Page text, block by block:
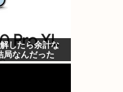
したら余計な
局なんだった